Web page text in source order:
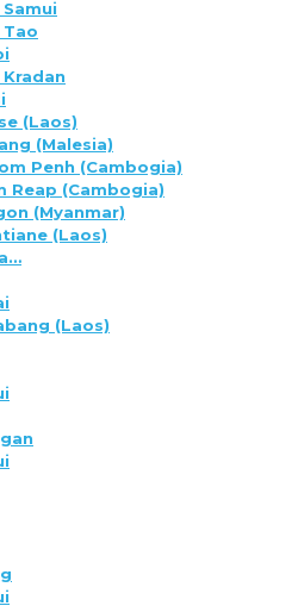
Tao
Kradan
(Laos)
(Malesia)
Penh (Cambogia)
Reap (Cambogia)
(Myanmar)
(Laos)
(Laos)